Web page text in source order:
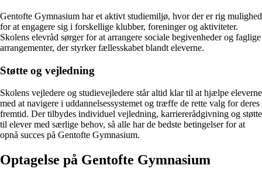
Gentofte Gymnasium har et aktivt studiemiljø, hvor der er rig mulighed
for at engagere sig i forskellige klubber, foreninger og aktiviteter.
Skolens elevråd sørger for at arrangere sociale begivenheder og faglige
arrangementer, der styrker fællesskabet blandt eleverne.
Støtte og vejledning
Skolens vejledere og studievejledere står altid klar til at hjælpe eleverne
med at navigere i uddannelsessystemet og træffe de rette valg for deres
fremtid. Der tilbydes individuel vejledning, karriererådgivning og støtte
til elever med særlige behov, så alle har de bedste betingelser for at
opnå succes på Gentofte Gymnasium.
Optagelse på Gentofte Gymnasium